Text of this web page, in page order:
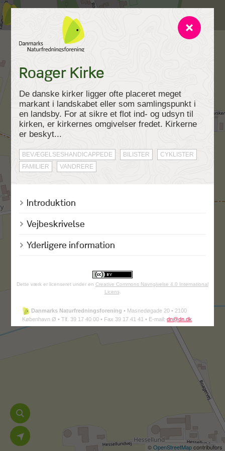
©OpenStreetMapcontributors
Roager Kirke
De danske kirker ligger ofte placeret meget
markant i landskabet eller som samlingspunkt i
en landsby. For at sikre et flot ind- og udsyn til
kirken, er kirkernes omgivelser fredet. Kirkerne
er beskyt...
BEVÆGELSESHANDICAPPEDE BILISTER
CYKLISTER
FAMILIER
VANDRERE
Introduktion
Vejbeskrivelse
Yderligere information
Dette værk er licenseret under en Creative Commons Navngivelse 4.0 International
Licens.
Danmarks Naturfredningsforening • Masnedøgade 20 • 2100
København Ø • Tlf. 39 17 40 00 • Fax 39 17 41 41 • E-mail:dn@dn.dk